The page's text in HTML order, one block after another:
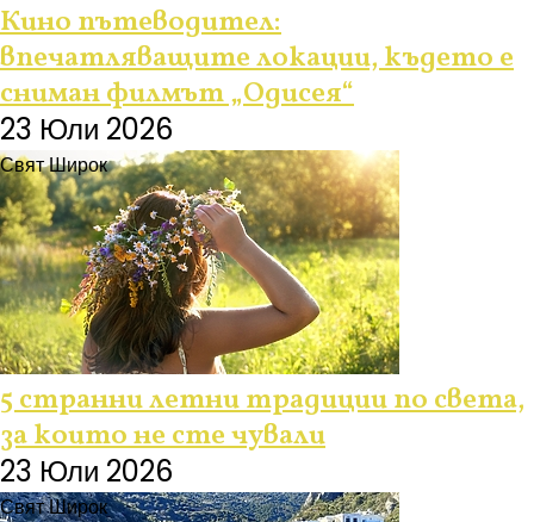
Кино пътеводител:
впечатляващите локации, където е
сниман филмът „Одисея“
23 Юли 2026
Свят Широк
5 странни летни традиции по света,
за които не сте чували
23 Юли 2026
Свят Широк